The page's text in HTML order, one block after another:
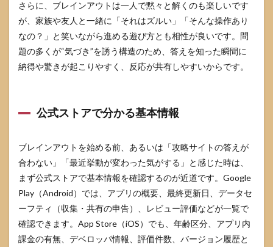
4.2
広告
が多
いと
感じ
る時
4.3
遊ぶ
と課
金す
る基
準
5
ブレ
イン
さらに、ブレインアウトは一人で黙々と解くのも楽しいです
が、家族や友人と一緒に「それはズルい」「そんな操作あり
なの？」と笑いながら進める遊び方とも相性が良いです。問
題の多くが“気づき”を誘う構造のため、答えを知った瞬間に
納得や驚きが起こりやすく、反応が共有しやすいからです。
公式ストアで分かる基本情報
ブレインアウトを始める前、あるいは「攻略サイトの答えが
合わない」「最近挙動が変わった気がする」と感じた時は、
まず公式ストアで基本情報を確認するのが近道です。Google
Play（Android）では、アプリの概要、最終更新日、データセ
ーフティ（収集・共有の申告）、レビュー評価などが一覧で
確認できます。App Store（iOS）でも、年齢区分、アプリ内
課金の有無、デベロッパ情報、評価件数、バージョン履歴と